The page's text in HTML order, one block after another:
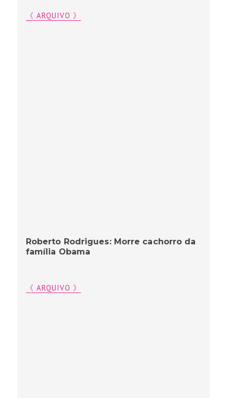
《 ARQUIVO 》
Roberto Rodrigues: Morre cachorro da
família Obama
《 ARQUIVO 》